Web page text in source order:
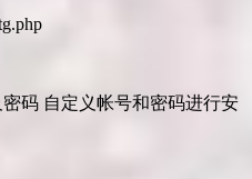
码 自定义帐号和密码进行安